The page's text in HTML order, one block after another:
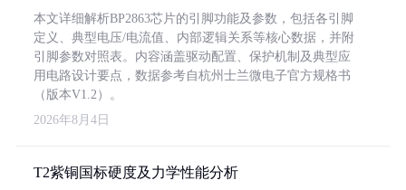
本文详细解析BP2863芯片的引脚功能及参数，包括各引脚
定义、典型电压/电流值、内部逻辑关系等核心数据，并附
引脚参数对照表。内容涵盖驱动配置、保护机制及典型应
用电路设计要点，数据参考自杭州士兰微电子官方规格书
（版本V1.2）。
2026年8月4日
T2紫铜国标硬度及力学性能分析